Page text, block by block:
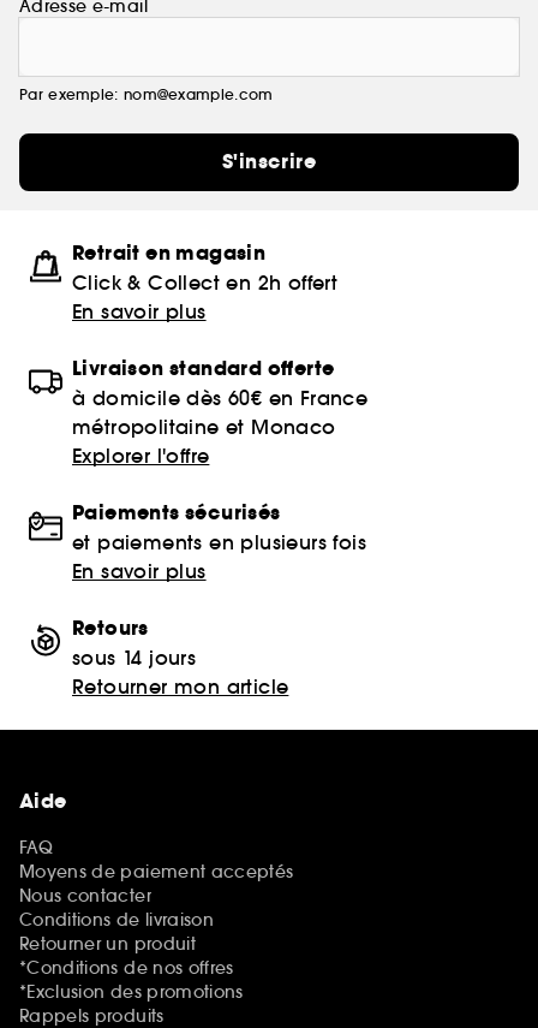
Adresse e-mail
Par exemple: nom@example.com
S'inscrire
Retrait en magasin
Click & Collect en 2h offert
En savoir plus
Livraison standard offerte
à domicile dès 60€ en France
métropolitaine et Monaco
Explorer l'offre
Paiements sécurisés
et paiements en plusieurs fois
En savoir plus
Retours
sous 14 jours
Retourner mon article
Aide
FAQ
Moyens de paiement acceptés
Nous contacter
Conditions de livraison
Retourner un produit
*Conditions de nos offres
*Exclusion des promotions
Rappels produits